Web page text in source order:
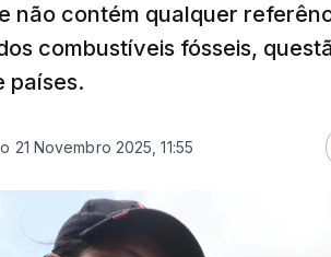
não contém qualquer
combustíveis fósseis,
países.
21 Novembro 2025, 11:55